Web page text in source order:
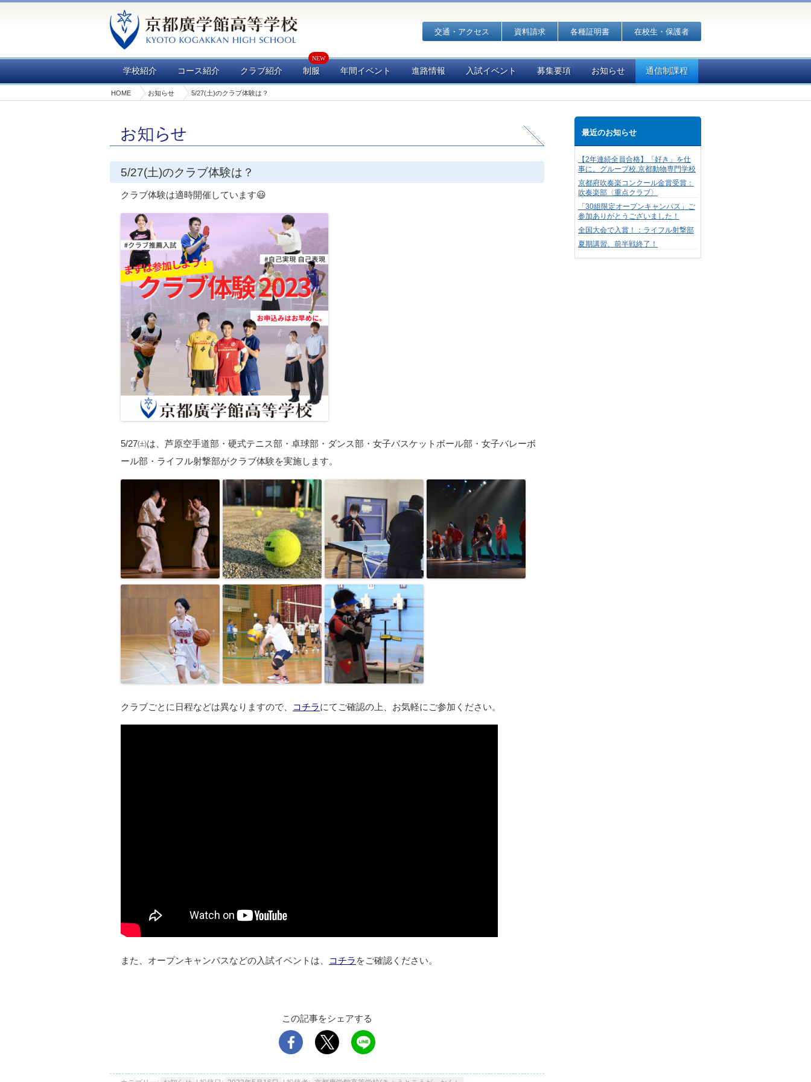
学校紹介 コース紹介 クラブ紹介 制服 年間イベント 進路情報 入試イベント 募集要項 お知らせ 通信制課程
交通・アクセス 資料請求 各種証明書 在校生・保護者
HOME お知らせ 5/27(土)のクラブ体験は？
5/27(土)のクラブ体験は？
クラブ体験は適時開催しています😃
5/27㈯は、芦原空手道部・硬式テニス部・卓球部・ダンス部・女子バスケットボール部・女子バレーボ
ール部・ライフル射撃部がクラブ体験を実施します。
クラブごとに日程などは異なりますので、 コチラにてご確認の上、お気軽にご参加ください。
また、オープンキャンパスなどの入試イベントは、 コチラ をご確認ください。
この記事をシェアする
最近のお知らせ
【2年連続全員合格】「好き」を仕
事に。グループ校.京都動物専門学校
京都府吹奏楽コンクール金賞受賞：
吹奏楽部〈重点クラブ〉
「30組限定オープンキャンパス」ご
参加ありがとうございました！
全国大会で入賞！：ライフル射撃部
夏期講習、前半戦終了！